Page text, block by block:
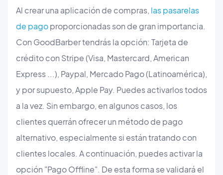
Al crear una aplicación de compras, las pasarelas
de pagoproporcionadas son de gran importancia.
Con GoodBarber tendrás la opción: Tarjeta de
crédito con Stripe (Visa, Mastercard, American
Express ...), Paypal, Mercado Pago (Latinoamérica),
y por supuesto, Apple Pay. Puedes activarlos todos
a la vez. Sin embargo, en algunos casos, los
clientes querrán ofrecer un método de pago
alternativo, especialmente si están tratando con
clientes locales. A continuación, puedes activar la
opción "Pago Offline". De esta forma se validará el